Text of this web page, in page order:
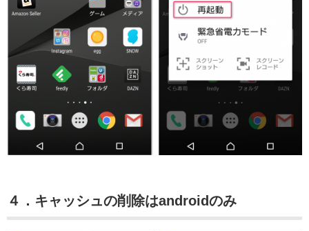
４．キャッシュの削除はandroidのみ